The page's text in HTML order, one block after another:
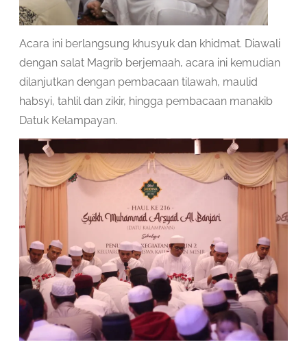
Acara ini berlangsung khusyuk dan khidmat. Diawali
dengan salat Magrib berjemaah, acara ini kemudian
dilanjutkan dengan pembacaan tilawah, maulid
habsyi, tahlil dan zikir, hingga pembacaan manakib
Datuk Kelampayan.